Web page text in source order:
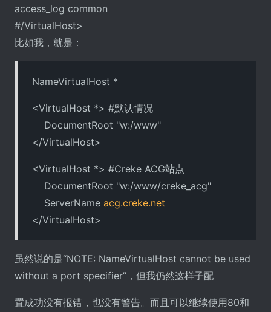
access_log common
#/VirtualHost>
比如我，就是：
NameVirtualHost *
<VirtualHost *> #默认情况
DocumentRoot "w:/www"
</VirtualHost>
<VirtualHost *> #Creke ACG站点
DocumentRoot "w:/www/creke_acg"
ServerName acg.creke.net
</VirtualHost>
虽然说的是“NOTE: NameVirtualHost cannot be used
without a port specifier”，但我仍然这样子配
置成功没有报错，也没有警告。而且可以继续使用80和